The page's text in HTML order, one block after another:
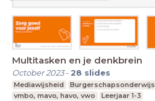
Multitasken en je denkbrein
October 2023- 28 slides
Mediawijsheid Burgerschapsonderwijs
vmbo, mavo, havo, vwo
Leerjaar 1-3